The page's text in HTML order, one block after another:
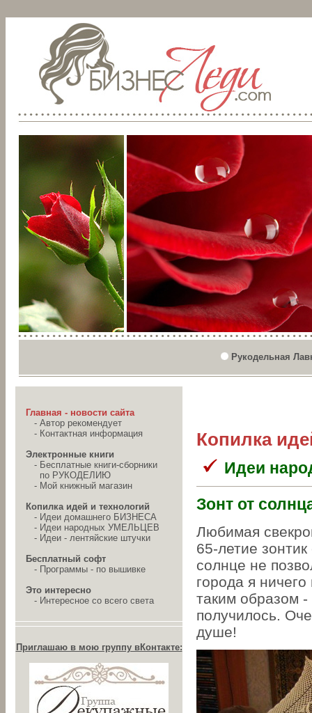
Рукодельная
Главная - новости сайта
- Автор рекомендует
- Контактная информация
Электронные книги
- Бесплатные книги-сборники
по РУКОДЕЛИЮ
- Мой книжный магазин
Копилка идей и технологий
- Идеи домашнего БИЗНЕСА
- Идеи народных УМЕЛЬЦЕВ
- Идеи - лентяйские штучки
Бесплатный софт
- Программы - по вышивке
Это интересно
- Интересное со всего света
Приглашаю в мою группу вКонтакте:
Копилка
Идеи
Зонт от
Любимая
65-летие
солнце не
города я
таким образом -
получилось.
душе!